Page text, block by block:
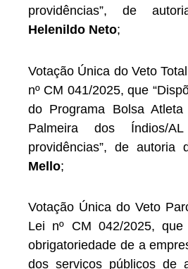
providências”, de
Helenildo Neto;
Votação Única do Veto
nº CM 041/2025, que
do Programa Bolsa
Palmeira dos Índios/
providências”, de autoria
Mello;
Votação Única do Veto
Lei nº CM 042/2025,
obrigatoriedade de a
dos serviços públicos de